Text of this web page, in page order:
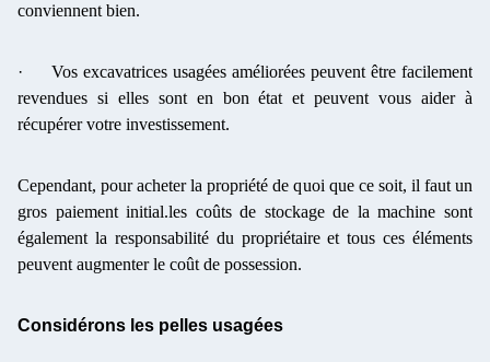
conviennent bien.
·
Vos excavatrices usagées améliorées peuvent être facilement
revendues si elles sont en bon état et peuvent vous aider à
récupérer votre investissement.
Cependant, pour acheter la propriété de quoi que ce soit, il faut un
gros paiement initial.les coûts de stockage de la machine sont
également la responsabilité du propriétaire et tous ces éléments
peuvent augmenter le coût de possession.
Considérons les pelles usagées